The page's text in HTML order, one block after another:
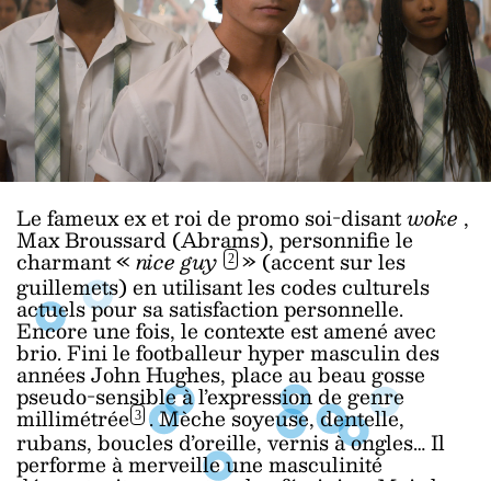
Le fameux ex et roi de promo soi-disantwoke ,
Max Broussard (Abrams), personnifie le
charmant «nice guy 2» (accent sur les
guillemets) en utilisant les codes culturels
actuels pour sa satisfaction personnelle.
Encore une fois, le contexte est amené avec
brio. Fini le footballeur hyper masculin des
années John Hughes, place au beau gosse
pseudo-sensible à l’expression de genre
millimétrée 3. Mèche soyeuse, dentelle,
rubans, boucles d’oreille, vernis à ongles… Il
performe à merveille une masculinité